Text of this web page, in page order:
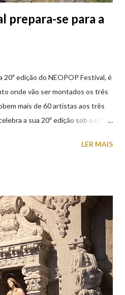
prepara-se para a
20ª edição do NEOPOP Festival, é
onde vão ser montados os três
mais de 60 artistas aos três
a sua 20ª edição sob o nome
da Europa, atrai milhares de
LER MAIS